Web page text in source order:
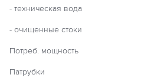
- техническая вода
- очищенные стоки
Потреб. мощность
Патрубки